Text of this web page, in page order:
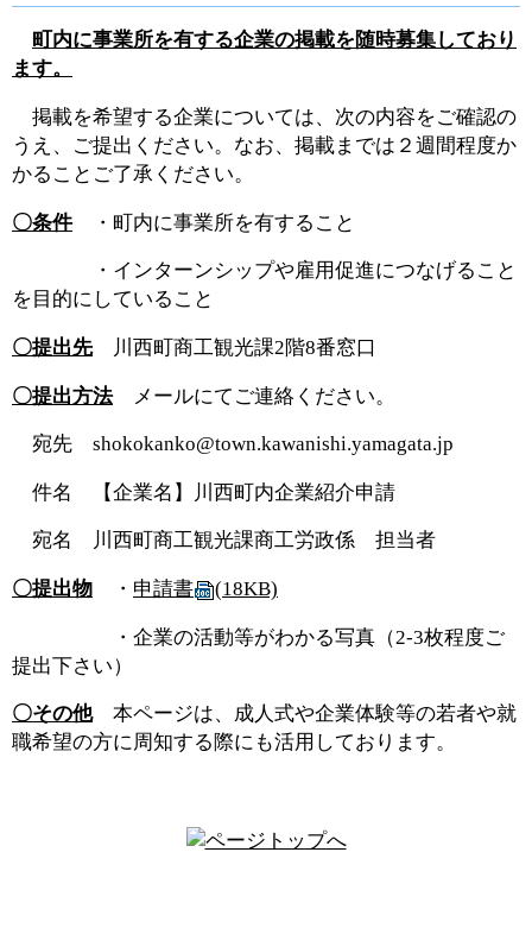
町内に事業所を有する企業の掲載を随時募集しており
ます。
掲載を希望する企業については、次の内容をご確認の
うえ、ご提出ください。なお、掲載までは２週間程度か
かることご了承ください。
〇条件・町内に事業所を有すること
・インターンシップや雇用促進につなげること
を目的にしていること
〇提出先川西町商工観光課2階8番窓口
〇提出方法メールにてご連絡ください。
宛先 shokokanko@town.kawanishi.yamagata.jp
件名 【企業名】川西町内企業紹介申請
宛名 川西町商工観光課商工労政係 担当者
〇提出物 ・ 申請書 (18KB)
・企業の活動等がわかる写真（2-3枚程度ご
提出下さい）
〇その他本ページは、成人式や企業体験等の若者や就
職希望の方に周知する際にも活用しております。